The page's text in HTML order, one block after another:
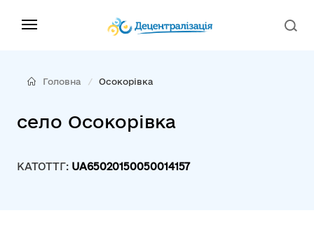
Головна Осокорівка
село Осокорівка
КАТОТТГ: UA65020150050014157